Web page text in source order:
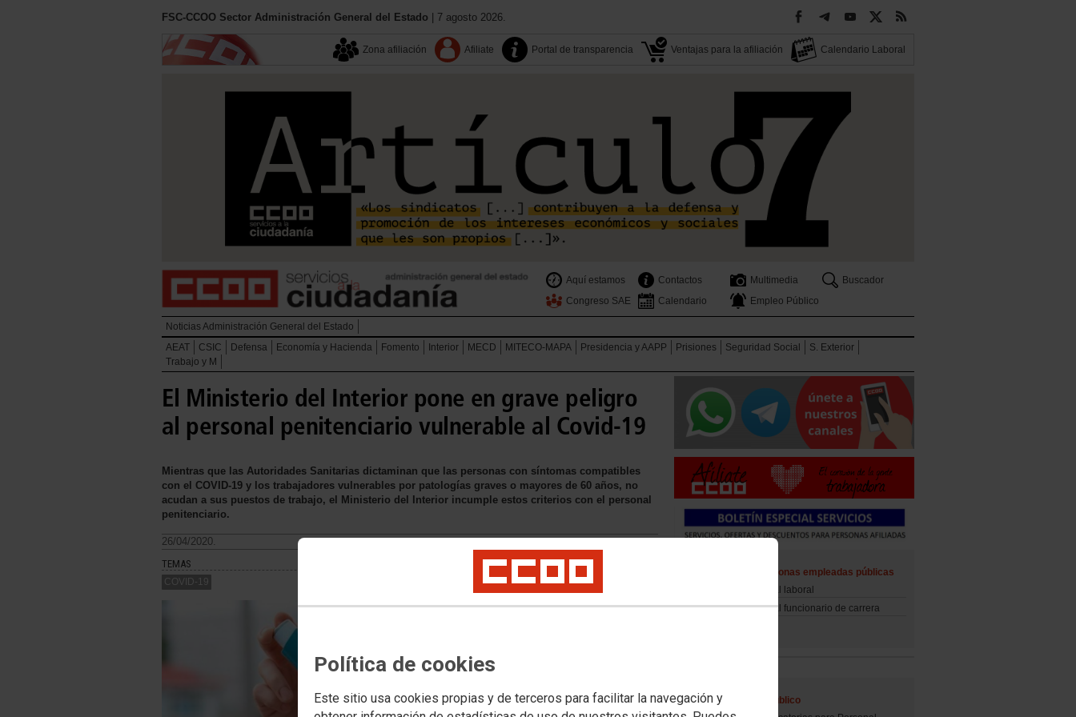
Política de cookies
Este sitio usa cookies propias y de terceros para facilitar la navegación y
FSC-CCOO Sector Administración General del Estado | 7 agosto 2026.
Zona afiliación Afiliate Portal de transparencia Ventajas para la afiliación Calendario Laboral
Aquí estamos Contactos Multimedia
Buscador
Congreso SAE
Calendario Empleo Público
Noticias Administración General del Estado
AEAT
CSIC Defensa Economía y Hacienda Fomento Interior MECD MITECO-MAPA Presidencia y AAPP Prisiones Seguridad Social
S. Exterior
Trabajo y M
El Ministerio del Interior pone en grave peligro
al personal penitenciario vulnerable al Covid-19
Mientras que las Autoridades Sanitarias dictaminan que las personas con síntomas compatibles
con el COVID-19 y los trabajadores vulnerables por patologías graves o mayores de 60 años, no
acudan a sus puestos de trabajo, el Ministerio del Interior incumple estos criterios con el personal
penitenciario.
26/04/2020.
TEMAS
COVID-19
Movilidad de las personas empleadas públicas
Movilidad del personal laboral
Movilidad del personal funcionario de carrera
Acceso al Empleo Público